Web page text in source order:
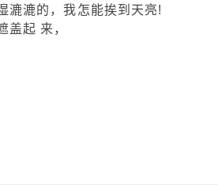
漉漉的，我怎能挨到天亮!
盖起 来，